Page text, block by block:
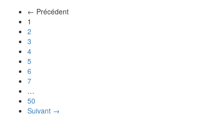
← Précédent
1
2
3
4
5
6
7
…
50
Suivant →